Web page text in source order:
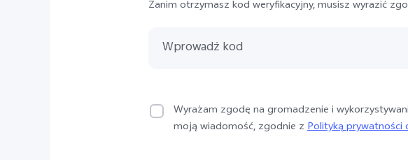
Zanim otrzymasz kod weryfikacyjny, musisz wyrazić
Wyrażam zgodę na gromadzenie i
moją wiadomość, zgodnie z Polityką prywatności